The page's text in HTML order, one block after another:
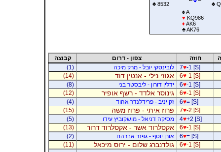
♣8532
♣
♠A
♥ KQ986
♦ AK6
♣AK76
חוזה צפון - דרום
קבוצה
7♥-1 [S] לובינסקי יובל - מרק מיכה
(1)
6♥-1 [S] אגוזי נילי - אנטין דוד
(14)
6♥-1 [S] ידלין דורון - ליבסטר בני
(8)
6♥-1 [S] גינוסר אלדד - רשף אופיר
(12)
6♥= [S] זק יניב - פרידלנדר אהוד
(4)
7♥-2 [S] פרוז איתי - פרוז משה
(15)
4♥+2 [S] מסיקה דניאל - מושקוביץ עידו
(5)
6♥-1 [S] אקסלרוד אשר - אקסלרוד דרור
(13)
6♥= [S] אורן יוסף - גפנר אברהם
(2)
6♥-1 [S] גולדנברג שלום - ירוס מיכאל
(11)